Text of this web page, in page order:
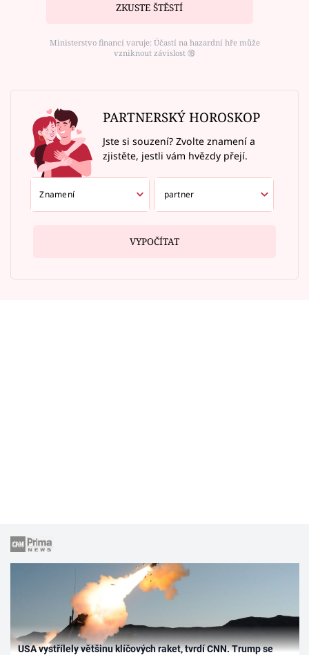
ZKUSTE ŠTĚSTÍ
Ministerstvo financí varuje: Účastí na hazardní hře může
vzniknout závislost ⑱
PARTNERSKÝ HOROSKOP
Jste si souzení? Zvolte znamení a
zjistěte, jestli vám hvězdy přejí.
VYPOČÍTAT
USA vystřílely většinu klíčových raket, tvrdí CNN. Trump se